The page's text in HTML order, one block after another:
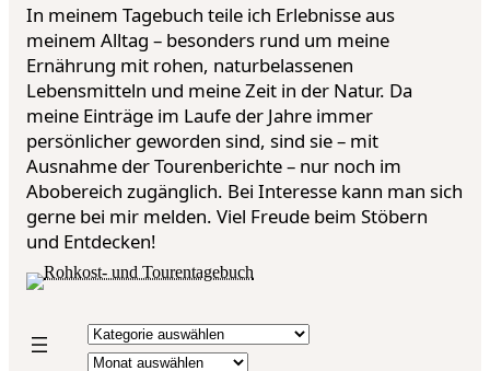
In meinem Tagebuch teile ich Erlebnisse aus
meinem Alltag – besonders rund um meine
Ernährung mit rohen, naturbelassenen
Lebensmitteln und meine Zeit in der Natur. Da
meine Einträge im Laufe der Jahre immer
persönlicher geworden sind, sind sie – mit
Ausnahme der Tourenberichte – nur noch im
Abobereich zugänglich. Bei Interesse kann man sich
gerne bei mir melden. Viel Freude beim Stöbern
und Entdecken!
Kategorien
Archiv